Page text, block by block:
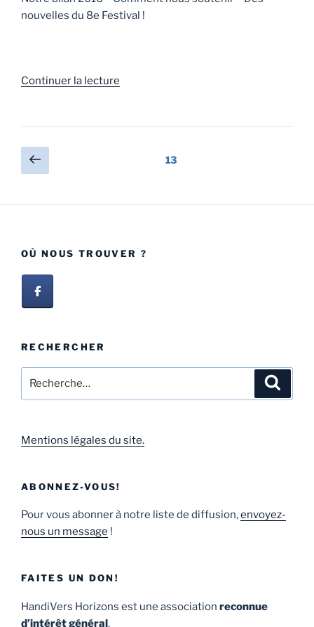
nouvelles du 8e Festival !
Continuer la lecture
13
OÙ NOUS TROUVER ?
RECHERCHER
Mentions légales du site.
ABONNEZ-VOUS!
Pour vous abonner à notre liste de diffusion,envoyez-
nous un message !
FAITES UN DON!
HandiVers Horizons est une association reconnue
d’intérêt général.